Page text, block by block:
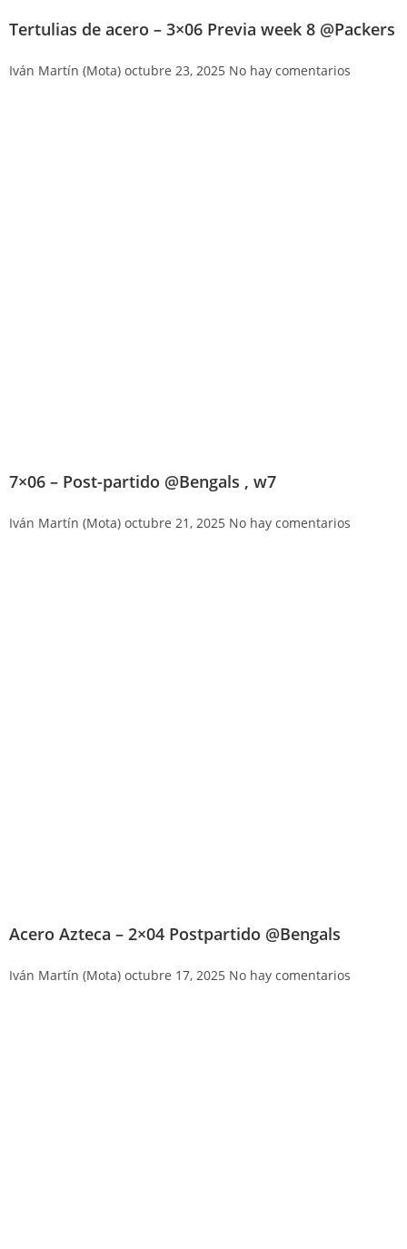
Tertulias de acero – 3×06 Previa week 8 @Packers
Iván Martín (Mota) octubre 23, 2025 No hay comentarios
7×06 – Post-partido @Bengals , w7
Iván Martín (Mota) octubre 21, 2025 No hay comentarios
Acero Azteca – 2×04 Postpartido @Bengals
Iván Martín (Mota) octubre 17, 2025 No hay comentarios